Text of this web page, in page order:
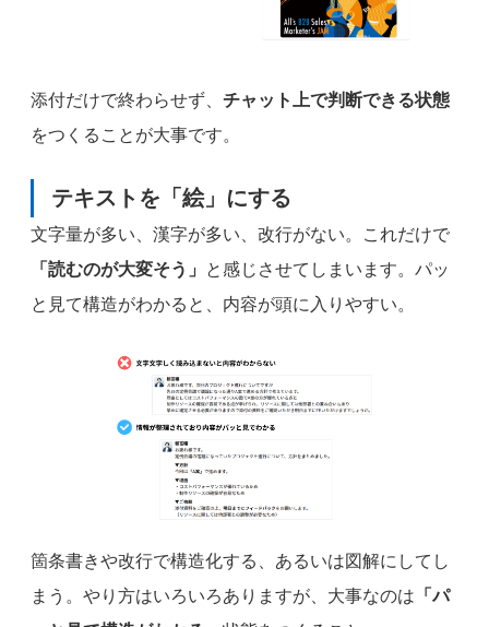
添付だけで終わらせず、 チャット上で判断できる状態
をつくることが大事です。
テキストを「絵」にする
文字量が多い、漢字が多い、改行がない。これだけで
「読むのが大変そう」
と感じさせてしまいます。パッ
と見て構造がわかると、内容が頭に入りやすい。
箇条書きや改行で構造化する、あるいは図解にしてし
まう。やり方はいろいろありますが、大事なのは 「パ